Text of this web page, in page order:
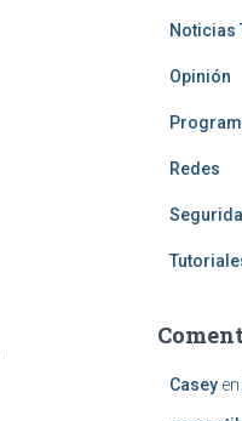
Noticias
Opinión
Redes
Caseyen